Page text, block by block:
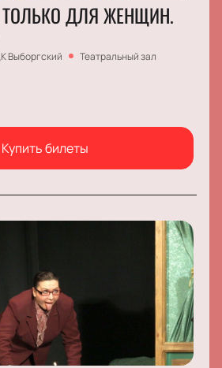
ТОЛЬКО ДЛЯ ЖЕНЩИН.
Выборгский Театральный зал
Купить билеты